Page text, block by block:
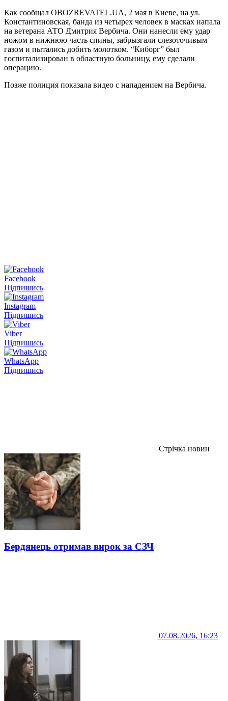
Как сообщал OBOZREVATEL.UA, 2 мая в Киеве, на ул.
Константиновская, банда из четырех человек в масках напала
на ветерана АТО Дмитрия Вербича. Они нанесли ему удар
ножом в нижнюю часть спины, забрызгали слезоточивым
газом и пытались добить молотком. “Киборг” был
госпитализирован в областную больницу, ему сделали
операцию.
Позже полиция показала видео с нападением на Вербича.
Facebook
Підпишись
Instagram
Підпишись
Viber
Підпишись
WhatsApp
Підпишись
Стрічка новин
Бердянець отримав вирок за СЗЧ
07.08.2026, 16:23